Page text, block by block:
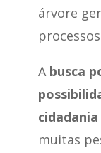
árvore
A busca
cidadania
muitas